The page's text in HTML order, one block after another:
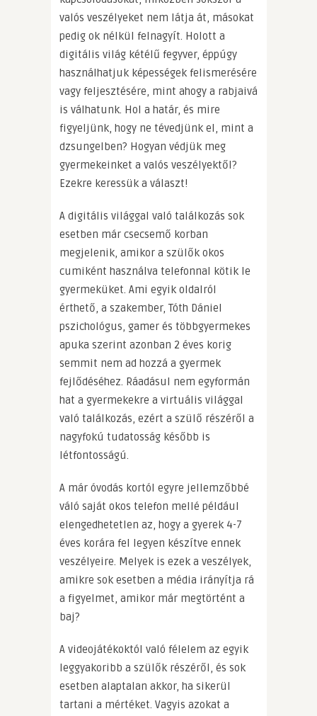
valós veszélyeket nem látja át, másokat
pedig ok nélkül felnagyít. Holott a
digitális világ kétélű fegyver, éppúgy
használhatjuk képességek felismerésére
vagy feljesztésére, mint ahogy a rabjaivá
is válhatunk. Hol a határ, és mire
figyeljünk, hogy ne tévedjünk el, mint a
dzsungelben? Hogyan védjük meg
gyermekeinket a valós veszélyektől?
Ezekre keressük a választ!
A digitális világgal való találkozás sok
esetben már csecsemő korban
megjelenik, amikor a szülők okos
cumiként használva telefonnal kötik le
gyermeküket. Ami egyik oldalról
érthető, a szakember, Tóth Dániel
pszichológus, gamer és többgyermekes
apuka szerint azonban 2 éves korig
semmit nem ad hozzá a gyermek
fejlődéséhez. Ráadásul nem egyformán
hat a gyermekekre a virtuális világgal
való találkozás, ezért a szülő részéről a
nagyfokú tudatosság később is
létfontosságú.
A már óvodás kortól egyre jellemzőbbé
váló saját okos telefon mellé például
elengedhetetlen az, hogy a gyerek 4-7
éves korára fel legyen készítve ennek
veszélyeire. Melyek is ezek a veszélyek,
amikre sok esetben a média irányítja rá
a figyelmet, amikor már megtörtént a
baj?
A videojátékoktól való félelem az egyik
leggyakoribb a szülők részéről, és sok
esetben alaptalan akkor, ha sikerül
tartani a mértéket. Vagyis azokat a